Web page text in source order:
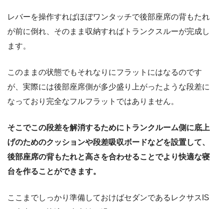
レバーを操作すればほぼワンタッチで後部座席の背もたれ
が前に倒れ、そのまま収納すればトランクスルーが完成し
ます。
このままの状態でもそれなりにフラットにはなるのです
が、実際には後部座席側が多少盛り上がったような段差に
なっており完全なフルフラットではありません。
そこでこの段差を解消するためにトランクルーム側に底上
げのためのクッションや段差吸収ボードなどを設置して、
後部座席の背もたれと高さを合わせることでより快適な寝
台を作ることができます。
ここまでしっかり準備しておけばセダンであるレクサスIS